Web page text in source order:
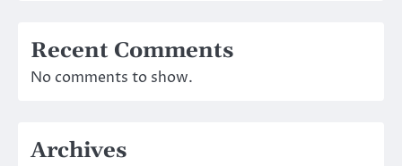
Recent Comments
No comments to show.
Archives